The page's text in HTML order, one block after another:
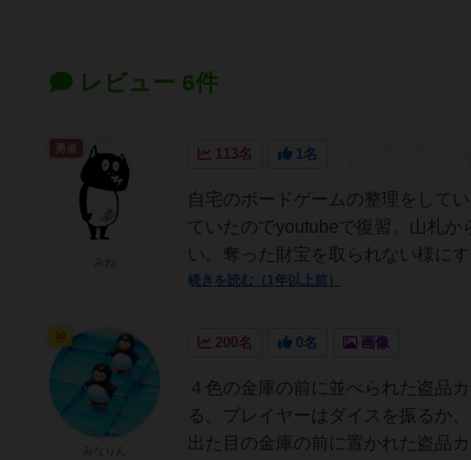
レビュー 6件
113名 1名
自宅のボードゲームの整理をして
ていたのでyoutubeで復習。山札
い。奪った財宝を取られない様に
続きを読む（1年以上前）
勇者
200名 0名 画像
４色の金庫の前に並べられた盗品
る。プレイヤーはダイスを振るか
出た目の金庫の前に置かれた盗品